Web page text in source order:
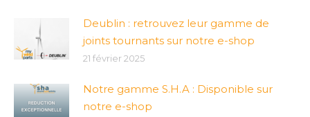
Deublin : retrouvez leur gamme de
joints tournants sur notre e-shop
21 février 2025
Notre gamme S.H.A : Disponible sur
notre e-shop